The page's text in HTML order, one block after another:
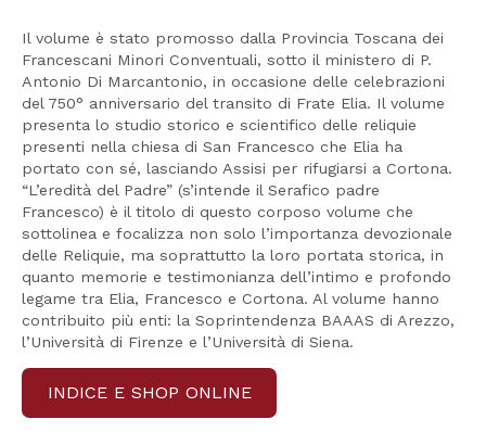
Il volume è stato promosso dalla Provincia Toscana dei
Francescani Minori Conventuali, sotto il ministero di P.
Antonio Di Marcantonio, in occasione delle celebrazioni
del 750° anniversario del transito di Frate Elia. Il volume
presenta lo studio storico e scientifico delle reliquie
presenti nella chiesa di San Francesco che Elia ha
portato con sé, lasciando Assisi per rifugiarsi a Cortona.
“L’eredità del Padre” (s’intende il Serafico padre
Francesco) è il titolo di questo corposo volume che
sottolinea e focalizza non solo l’importanza devozionale
delle Reliquie, ma soprattutto la loro portata storica, in
quanto memorie e testimonianza dell’intimo e profondo
legame tra Elia, Francesco e Cortona. Al volume hanno
contribuito più enti: la Soprintendenza BAAAS di Arezzo,
l’Università di Firenze e l’Università di Siena.
INDICE E SHOP ONLINE